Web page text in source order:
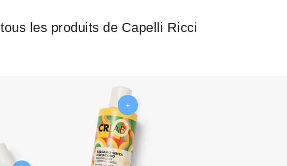
tous les produits de Capelli Ricci
+